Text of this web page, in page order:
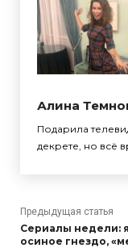
Алина
Подарила
декрете, но всё
Предыдущая статья
Сериалы недели:
осиное гнездо,